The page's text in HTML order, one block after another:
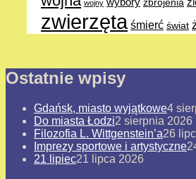
wojny zbrojenia
zwierzęta śmierć świat
Ostatnie wpisy
Gdańsk, miasto wyjątkowe4
Do miasta Łodzi2 sierpnia 2026
Filozofia L. Wittgenstein’a26
Imprezy sportowe i artystyczne
21 lipiec21 lipca 2026